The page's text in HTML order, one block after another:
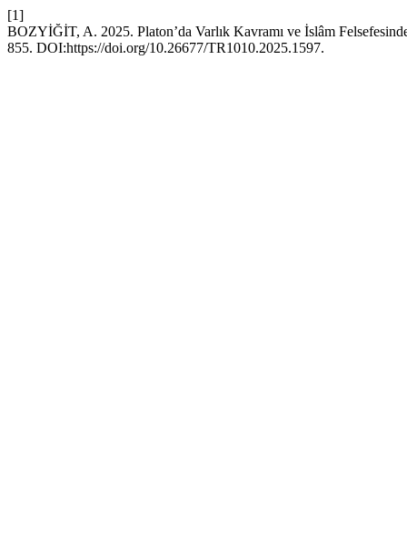
[1]
BOZYİĞİT, A. 2025. Platon’da Varlık Kavramı ve İslâm
855. DOI:https://doi.org/10.26677/TR1010.2025.1597.